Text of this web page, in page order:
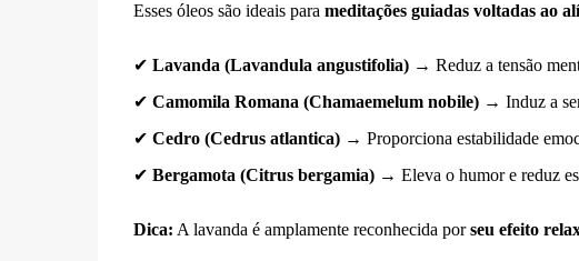
Esses óleos são ideais para meditações guiadas voltadas ao
✔ Lavanda (Lavandula angustifolia)→ Reduz a tensão
✔ Camomila Romana (Chamaemelum nobile)→ Induz a
✔ Cedro (Cedrus atlantica)→ Proporciona estabilidade
✔ Bergamota (Citrus bergamia)→ Eleva o humor e reduz
Dica: A lavanda é amplamente reconhecida porseu efeito